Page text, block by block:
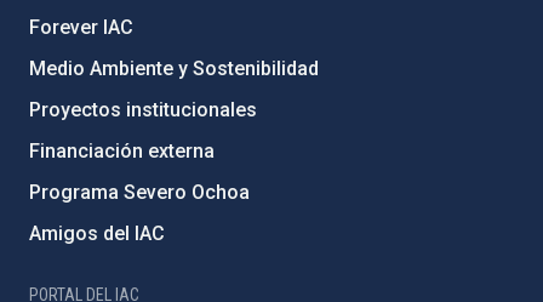
Forever IAC
Medio Ambiente y Sostenibilidad
Proyectos institucionales
Financiación externa
Programa Severo Ochoa
Amigos del IAC
PORTAL DEL IAC